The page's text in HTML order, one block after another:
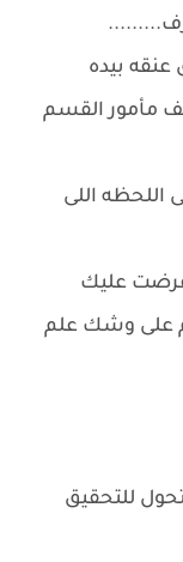
عنقه بيده
مأمور القسم
اللى
عرضت عليك
على وشك علم
للتحقيق